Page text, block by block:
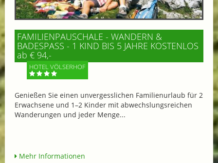
FAMILIENPAUSCHALE - WANDERN &
BADESPASS - 1 KIND BIS 5 JAHRE KOSTENLOS
ab € 94,-
HOTEL VÖLSERHOF
Genießen Sie einen unvergesslichen Familienurlaub für 2
Erwachsene und 1–2 Kinder mit abwechslungsreichen
Wanderungen und jeder Menge...
Mehr Informationen